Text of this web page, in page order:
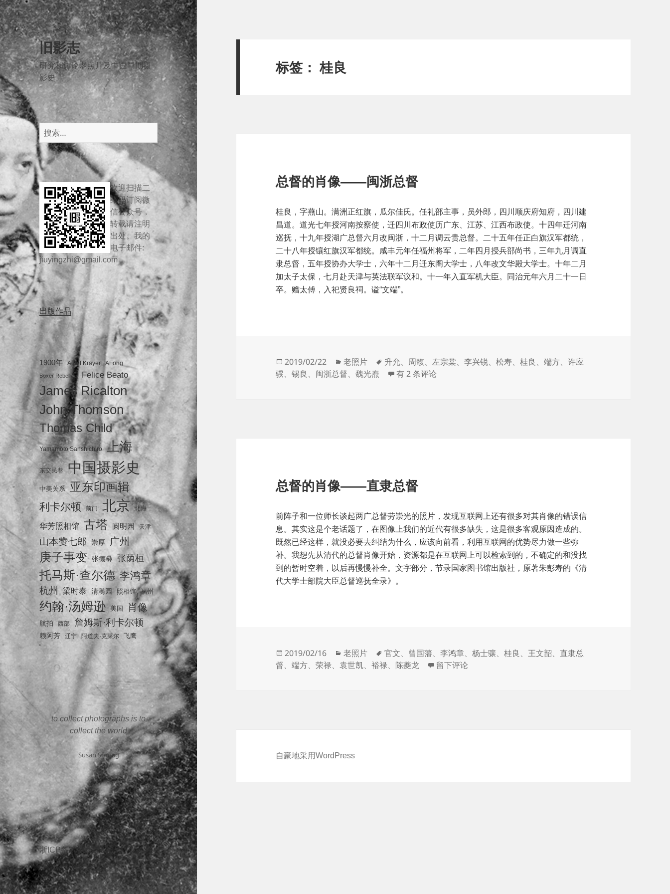
旧影志
研究和讨论老照片及中国早期摄
影史
搜
索：
欢迎扫描二
维码订阅微
信公众号，
转载请注明
出处。我的
电子邮件:
jiuyingzhi@gmail.com
出版作品
1900年 Adolf Krayer AFong
Boxer Rebellion Felice Beato
James Ricalton
John Thomson
Thomas Child
Yamamoto Sanshichiro 上海
东交民巷 中国摄影史
中美关系 亚东印画辑
利卡尔顿 前门 北京 北海
华芳照相馆 古塔 圆明园 天津
山本赞七郎 崇厚 广州
庚子事变 张德彝 张荫桓
托马斯·查尔德 李鸿章
杭州 梁时泰 清漪园 照相馆 福州
约翰·汤姆逊 美国 肖像
航拍 西部 詹姆斯·利卡尔顿
赖阿芳 辽宁 阿道夫·克莱尔 飞鹰
to collect photographs is to
collect the world
Susan Sontag
浙ICP备2025207338号
标签：桂良
总督的肖像——闽浙总督
桂良，字燕山。满洲正红旗，瓜尔佳氏。任礼部主事，员外郎，四川顺庆府知府，四川建
昌道。道光七年授河南按察使，迁四川布政使历广东、江苏、江西布政使。十四年迁河南
巡抚，十九年授湖广总督六月改闽浙，十二月调云贵总督。二十五年任正白旗汉军都统，
二十八年授镶红旗汉军都统。咸丰元年任福州将军，二年四月授兵部尚书，三年九月调直
隶总督，五年授协办大学士，六年十二月迁东阁大学士，八年改文华殿大学士。十年二月
加太子太保，七月赴天津与英法联军议和。十一年入直军机大臣。同治元年六月二十一日
卒。赠太傅，入祀贤良祠。谥“文端”。
发
布
2019/02/22
分
类
老照片
标
签
升允、 周馥、左宗棠、李兴锐、松寿、桂良 、端方、许应
骙、锡良 、 闽浙总督、魏光焘 总督的肖像——闽浙总督
有 2 条评论
总督的肖像——直隶总督
前阵子和一位师长谈起两广总督劳崇光的照片，发现互联网上还有很多对其肖像的错误信
息。其实这是个老话题了，在图像上我们的近代有很多缺失，这是很多客观原因造成的。
既然已经这样，就没必要去纠结为什么，应该向前看，利用互联网的优势尽力做一些弥
补。我想先从清代的总督肖像开始，资源都是在互联网上可以检索到的，不确定的和没找
到的暂时空着，以后再慢慢补全。文字部分，节录国家图书馆出版社，原著朱彭寿的《清
代大学士部院大臣总督巡抚全录》。
发
布
2019/02/16
分
类
老照片
标
签
官文、 曾国藩、李鸿章、杨士骧、桂良 、 王文韶、 直隶总
督、端方、荣禄、袁世凯、裕禄、 陈夔龙 于总督的肖像——直隶总督
留下评论
自豪地采用WordPress